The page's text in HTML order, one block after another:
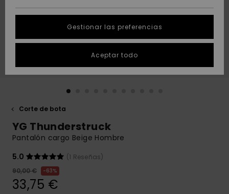
Destacados
Destacados
Inicia una
conversación
conversación
Encuentra
respuestas a
las preguntas
SOSTENIBILIDAD
Corte de bota
YG Thunderstruck
Pantalón cargo Beige Hombre
5.0
(1 Reseñas)
90,00 €
63%
33,75 €
Gestionar las preferencias
Aceptar todo